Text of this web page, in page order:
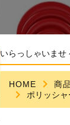
いらっしゃいませ
HOME 商
ポリッシ